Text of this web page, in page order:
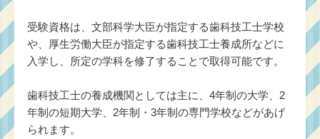
受験資格は、文部科学大臣が指定する歯科技工士学校
や、厚生労働大臣が指定する歯科技工士養成所などに
入学し、所定の学科を修了することで取得可能です。
歯科技工士の養成機関としては主に、4年制の大学、2
年制の短期大学、2年制・3年制の専門学校などがあげ
られます。